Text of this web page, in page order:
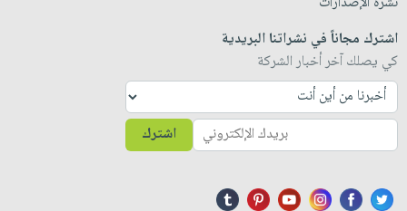
اشترك مجاناً في نشراتنا البريدية
كي يصلك آخر أخبار الشركة
اشترك